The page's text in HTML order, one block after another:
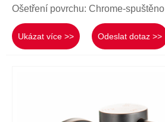
Ošetření povrchu: Chrome-spuštěno
Ukázat více >> Odeslat dotaz >>